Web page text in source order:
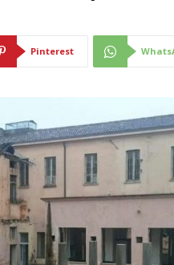
Pinterest